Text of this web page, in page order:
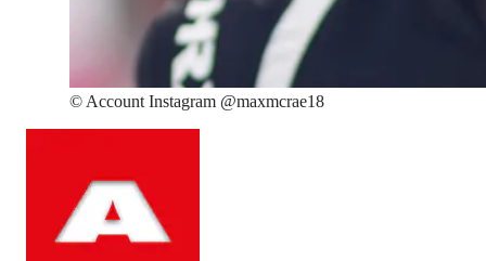
© Account Instagram @maxmcrae18